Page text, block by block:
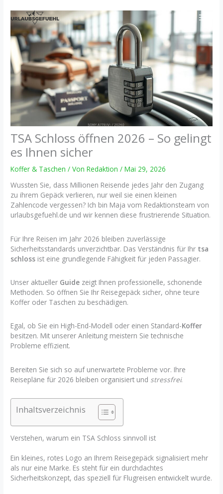
springen
TSA Schloss öffnen 2026 – So gelingt
es Ihnen sicher
Koffer & Taschen / VonRedaktion/Mai 29, 2026
Wussten Sie, dass Millionen Reisende jedes Jahr den Zugang
zu ihrem Gepäck verlieren, nur weil sie einen kleinen
Zahlencode vergessen? Ich bin Maja vom Redaktionsteam von
urlaubsgefuehl.de und wir kennen diese frustrierende Situation.
Für Ihre Reisen im Jahr 2026 bleiben zuverlässige
Sicherheitsstandards unverzichtbar. Das Verständnis für Ihr tsa
schloss ist eine grundlegende Fähigkeit für jeden Passagier.
Unser aktueller Guide zeigt Ihnen professionelle, schonende
Methoden. So öffnen Sie Ihr Reisegepäck sicher, ohne teure
Koffer oder Taschen zu beschädigen.
Egal, ob Sie ein High-End-Modell oder einen Standard-Koffer
besitzen. Mit unserer Anleitung meistern Sie technische
Probleme effizient.
Bereiten Sie sich so auf unerwartete Probleme vor. Ihre
Reisepläne für 2026 bleiben organisiert und stressfrei.
Inhaltsverzeichnis
Verstehen, warum ein TSA Schloss sinnvoll ist
Ein kleines, rotes Logo an Ihrem Reisegepäck signalisiert mehr
als nur eine Marke. Es steht für ein durchdachtes
Sicherheitskonzept, das speziell für Flugreisen entwickelt wurde.